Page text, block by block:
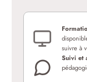
suivre à
Suivi et